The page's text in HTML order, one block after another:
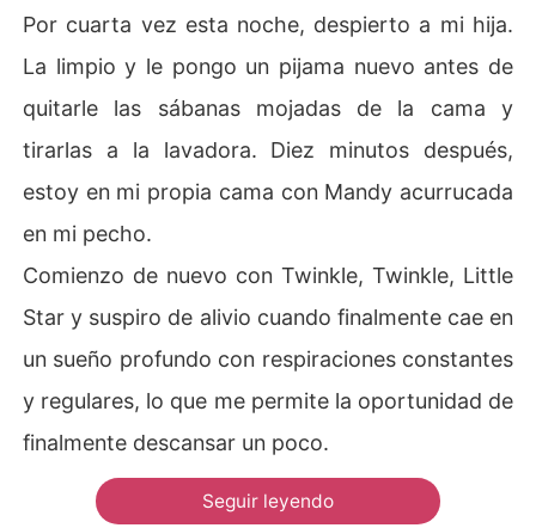
Por cuarta vez esta noche, despierto a mi hija.
La limpio y le pongo un pijama nuevo antes de
quitarle las sábanas mojadas de la cama y
tirarlas a la lavadora. Diez minutos después,
estoy en mi propia cama con Mandy acurrucada
en mi pecho.
Comienzo de nuevo con Twinkle, Twinkle, Little
Star y suspiro de alivio cuando finalmente cae en
un sueño profundo con respiraciones constantes
y regulares, lo que me permite la oportunidad de
finalmente descansar un poco.
Seguir leyendo